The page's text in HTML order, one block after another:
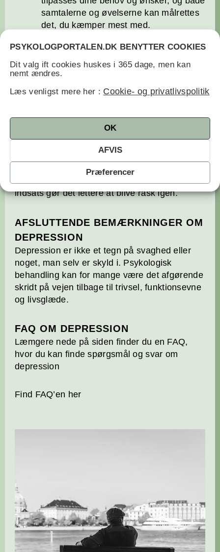
samtalerne og øvelserne kan målrettes
det, du kæmper mest med.
Mange oplever, at terapien ikke kun
hjælper mod depressionssymptomer,
men også styrker selvværdet, sociale
relationer og evnen til at håndtere
fremtidige udfordringer.
HVORNÅR BØR MAN SØGE HJÆLP?
hverdag, arbejde, uddannelse eller sociale liv,
er det vigtigt at søge professionel hjælp. Tidlig
indsats gør det lettere at blive rask igen.
AFSLUTTENDE BEMÆRKNINGER OM
DEPRESSION
Depression er ikke et tegn på svaghed eller
noget, man selv er skyld i. Psykologisk
behandling kan for mange være det afgørende
skridt på vejen tilbage til trivsel, funktionsevne
og livsglæde.
FAQ OM DEPRESSION
Læmgere nede på siden finder du en FAQ,
hvor du kan finde spørgsmål og svar om
depression
Find FAQ’en her
PSYKOLOGPORTALEN.DK BENYTTER COOKIES
Dit valg ift cookies huskes i 365 dage, men kan
nemt ændres.
Læs venligst mere her : Cookie- og privatlivspolitik
OK
AFVIS
Præferencer